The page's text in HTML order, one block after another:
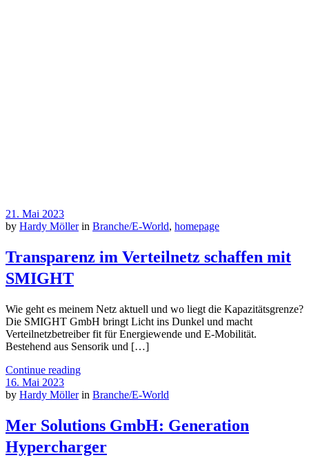
21. Mai 2023
by Hardy Möller in Branche/E-World, homepage
Transparenz im Verteilnetz schaffen mit
SMIGHT
Wie geht es meinem Netz aktuell und wo liegt die Kapazitätsgrenze?
Die SMIGHT GmbH bringt Licht ins Dunkel und macht
Verteilnetzbetreiber fit für Energiewende und E-Mobilität.
Bestehend aus Sensorik und […]
Continue reading
16. Mai 2023
by Hardy Möller in Branche/E-World
Mer Solutions GmbH: Generation
Hypercharger